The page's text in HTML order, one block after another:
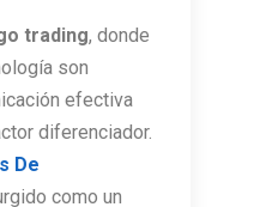
trading, donde
son
efectiva
diferenciador.
De
como un